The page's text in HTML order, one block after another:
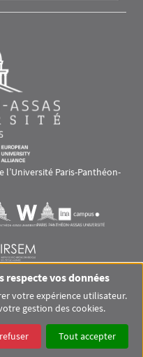
Paris-Panthéon-
svgVisuel svg
svg
LÉGALES
respecte vos données
votre expérience utilisateur.
gestion des cookies.
Tout accepter